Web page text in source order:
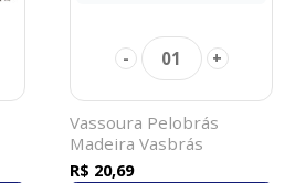
- 01 +
Vassoura Pelobrás
Madeira Vasbrás
R$ 20,69